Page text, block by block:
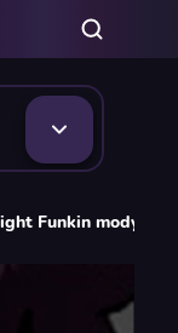
Funkin mody